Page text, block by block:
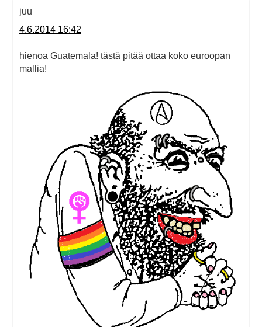
juu
4.6.2014 16:42
hienoa Guatemala! tästä pitää ottaa koko euroopan
mallia!